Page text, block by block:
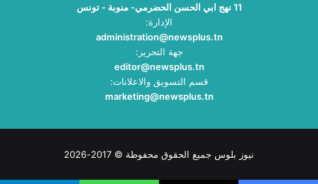
11 نهج ابي الحسن الحضرمي- منوبة - تونس
الإدارة:
administration@newsplus.tn
جهة التحرير:
editor@newsplus.tn
قسم التسويق والاعلانات:
marketing@newsplus.tn
نيوز بلوس جميع الحقوق محفوظة © 2017-2026